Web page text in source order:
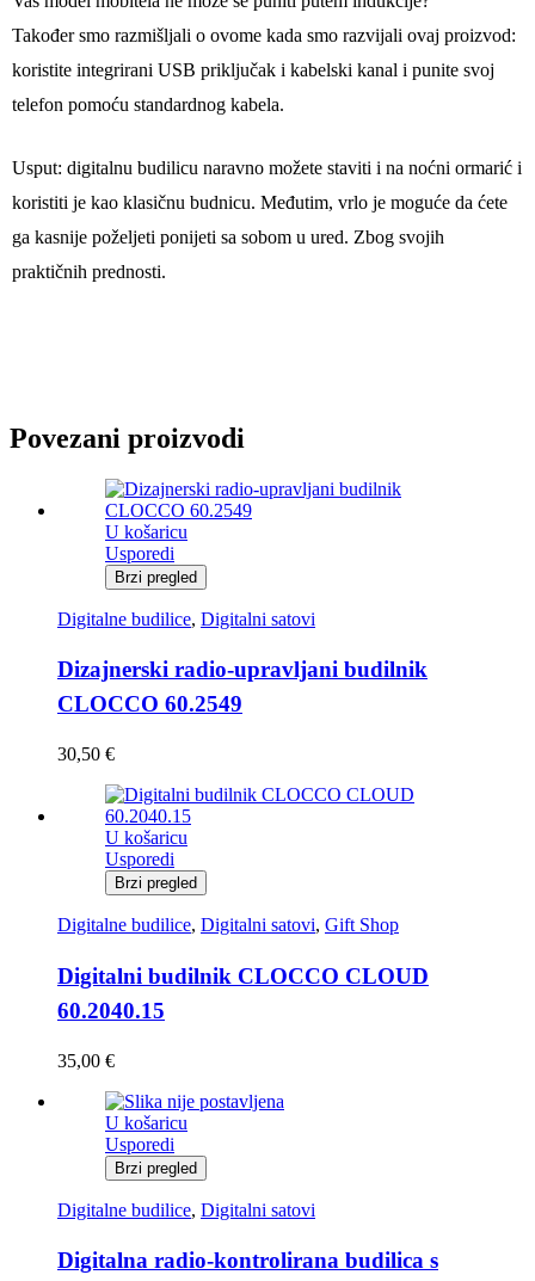
Također smo razmišljali o ovome kada smo razvijali ovaj proizvod:
koristite integrirani USB priključak i kabelski kanal i punite svoj
telefon pomoću standardnog kabela.
Usput: digitalnu budilicu naravno možete staviti i na noćni ormarić i
koristiti je kao klasičnu budnicu. Međutim, vrlo je moguće da ćete
ga kasnije poželjeti ponijeti sa sobom u ured. Zbog svojih
praktičnih prednosti.
Povezani proizvodi
U košaricu
Usporedi
Brzi pregled
Digitalne budilice, Digitalni satovi
Dizajnerski radio-upravljani budilnik
CLOCCO 60.2549
30,50 €
U košaricu
Usporedi
Brzi pregled
Digitalne budilice, Digitalni satovi, Gift Shop
Digitalni budilnik CLOCCO CLOUD
60.2040.15
35,00 €
U košaricu
Usporedi
Brzi pregled
Digitalne budilice, Digitalni satovi
Digitalna radio-kontrolirana budilica s